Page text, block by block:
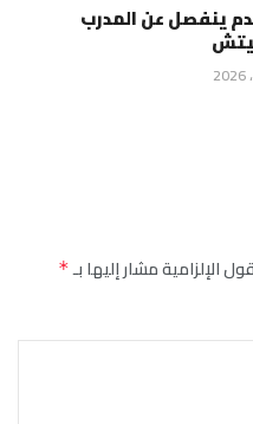
ينفصل عن المدرب
الإلزامية مشار إليها بـ*